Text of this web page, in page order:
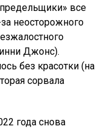
все
неосторожного
Джонс).
без красотки (на
сорвала
года снова